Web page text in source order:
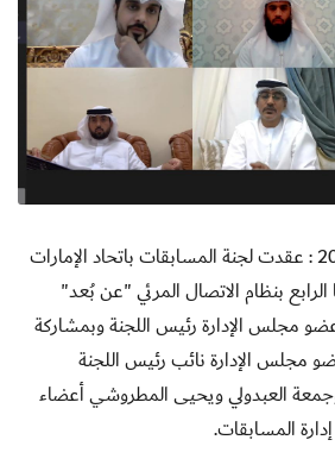
عقدت لجنة المسابقات باتحاد الإمارات
بنظام الاتصال المرئي "عن بُعد"
مجلس الإدارة رئيس اللجنة وبمشاركة
الإدارة نائب رئيس اللجنة
العبدولي ويحيى المطروشي أعضاء
المسابقات.